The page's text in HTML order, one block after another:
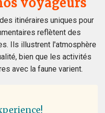
itinéraires uniques pour
reflètent des
Ils illustrent l'atmosphère
bien que les activités
avec la faune varient.